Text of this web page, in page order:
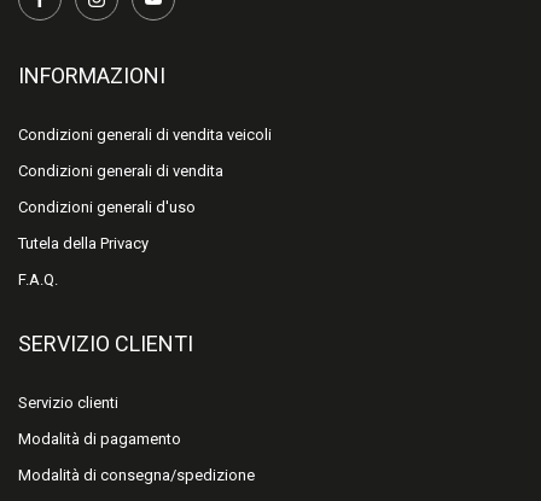
INFORMAZIONI
Condizioni generali di vendita veicoli
Condizioni generali di vendita
Condizioni generali d'uso
Tutela della Privacy
F.A.Q.
SERVIZIO CLIENTI
Servizio clienti
Modalità di pagamento
Modalità di consegna/spedizione